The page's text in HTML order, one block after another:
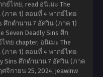
ย์ไทย, read อนิเมะ The
(ภาค 1) ตอนที่ 4 พากย์ไทย
ศึกตำนาน 7 อัศวิน (ภาค 1)
Seven Deadly Sins ศึก
ทย chapter, อนิเมะ The
(ภาค 1) ตอนที่ 4 พากย์ไทย
Sins ศึกตำนาน 7 อัศวิน (ภาค
จิกายน 25, 2024, jeawinw